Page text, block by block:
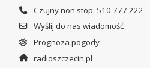
Czujny non stop: 510 777 222
Wyślij do nas wiadomość
Prognoza pogody
radioszczecin.pl